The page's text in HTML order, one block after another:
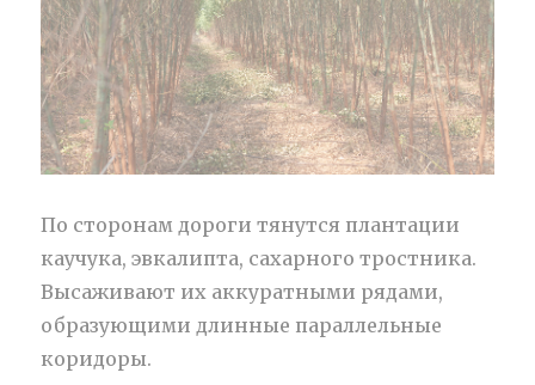
По сторонам дороги тянутся плантации
каучука, эвкалипта, сахарного тростника.
Высаживают их аккуратными рядами,
образующими длинные параллельные
коридоры.